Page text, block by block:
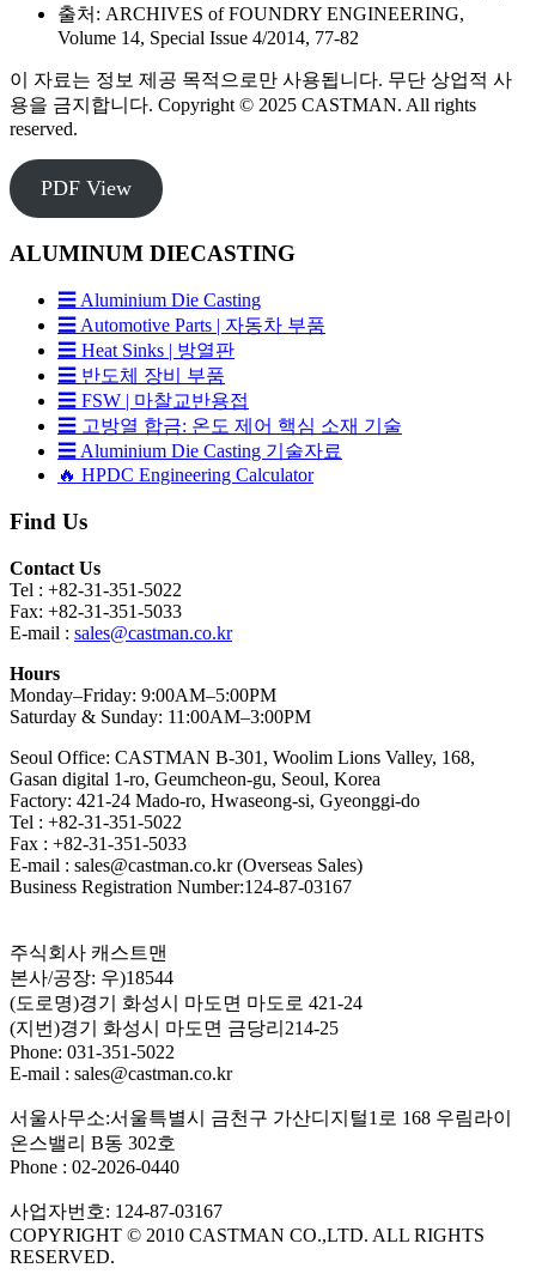
출처: ARCHIVES of FOUNDRY ENGINEERING,
Volume 14, Special Issue 4/2014, 77-82
이 자료는 정보 제공 목적으로만 사용됩니다. 무단 상업적 사
용을 금지합니다. Copyright © 2025 CASTMAN. All rights
reserved.
PDF View
ALUMINUM DIECASTING
☰ Aluminium Die Casting
☰ Automotive Parts | 자동차 부품
☰ Heat Sinks | 방열판
☰ 반도체 장비 부품
☰ FSW | 마찰교반용접
☰ 고방열 합금: 온도 제어 핵심 소재 기술
☰ Aluminium Die Casting 기술자료
🔥 HPDC Engineering Calculator
Find Us
Contact Us
Tel : +82-31-351-5022
Fax: +82-31-351-5033
E-mail : sales@castman.co.kr
Hours
Monday–Friday: 9:00AM–5:00PM
Saturday & Sunday: 11:00AM–3:00PM
Seoul Office: CASTMAN B-301, Woolim Lions Valley, 168,
Gasan digital 1-ro, Geumcheon-gu, Seoul, Korea
Factory: 421-24 Mado-ro, Hwaseong-si, Gyeonggi-do
Tel : +82-31-351-5022
Fax : +82-31-351-5033
E-mail : sales@castman.co.kr (Overseas Sales)
Business Registration Number:124-87-03167
주식회사 캐스트맨
본사/공장: 우)18544
(도로명)경기 화성시 마도면 마도로 421-24
(지번)경기 화성시 마도면 금당리214-25
Phone: 031-351-5022
E-mail : sales@castman.co.kr
서울사무소:서울특별시 금천구 가산디지털1로 168 우림라이
온스밸리 B동 302호
Phone : 02-2026-0440
사업자번호: 124-87-03167
COPYRIGHT © 2010 CASTMAN CO.,LTD. ALL RIGHTS
RESERVED.